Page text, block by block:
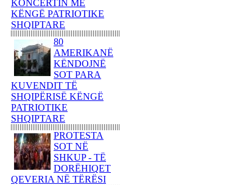
SHQIPËRISË KËNGË
PATRIOTIKE SHQIPTARE
PARULLA DASHURIE
PËR KOSOVËN DHE
SHKRIMTARI
ZEJNULLAH
RRAHMANINga REXHEP
SHAHU
SHQIPTARËT E
BASHKUAR NGRITËN
FLAMURIN KOMBËTAR
NË 'KËMBANËN E
PAQES' NË
ROVERETOFotoreportazh
nga FLORIM ZEQA
KONCERTIN ME
KËNGË PATRIOTIKE
SHQIPTARE
80
AMERIKANË
KËNDOJNË
SOT PARA
KUVENDIT TË
SHQIPËRISË KËNGË
PATRIOTIKE
SHQIPTARE
PROTESTA
SOT NË
SHKUP - TË
DORËHIQET
QEVERIA NË TËRËSI